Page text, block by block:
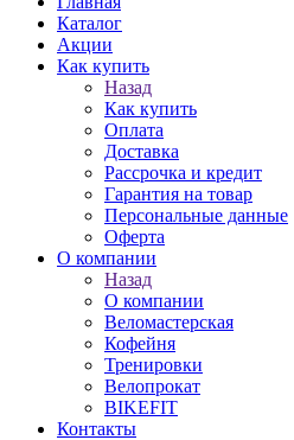
Каталог
Акции
Как купить
Назад
Как купить
Оплата
Доставка
Рассрочка и кредит
Гарантия на товар
Персональные данные
Оферта
О компании
Назад
О компании
Веломастерская
Кофейня
Тренировки
Велопрокат
BIKEFIT
Контакты